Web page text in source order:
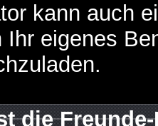
kann auch
Ihr eigenes
die